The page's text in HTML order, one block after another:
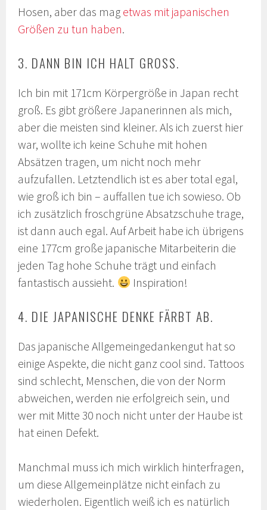
Hosen, aber das mag etwas mit japanischen
Größen zu tun haben.
3. DANN BIN ICH HALT GROSS.
Ich bin mit 171cm Körpergröße in Japan recht
groß. Es gibt größere Japanerinnen als mich,
aber die meisten sind kleiner. Als ich zuerst hier
war, wollte ich keine Schuhe mit hohen
Absätzen tragen, um nicht noch mehr
aufzufallen. Letztendlich ist es aber total egal,
wie groß ich bin – auffallen tue ich sowieso. Ob
ich zusätzlich froschgrüne Absatzschuhe trage,
ist dann auch egal. Auf Arbeit habe ich übrigens
eine 177cm große japanische Mitarbeiterin die
jeden Tag hohe Schuhe trägt und einfach
fantastisch aussieht.
Inspiration!
4. DIE JAPANISCHE DENKE FÄRBT AB.
Das japanische Allgemeingedankengut hat so
einige Aspekte, die nicht ganz cool sind. Tattoos
sind schlecht, Menschen, die von der Norm
abweichen, werden nie erfolgreich sein, und
wer mit Mitte 30 noch nicht unter der Haube ist
hat einen Defekt.
Manchmal muss ich mich wirklich hinterfragen,
um diese Allgemeinplätze nicht einfach zu
wiederholen. Eigentlich weiß ich es natürlich